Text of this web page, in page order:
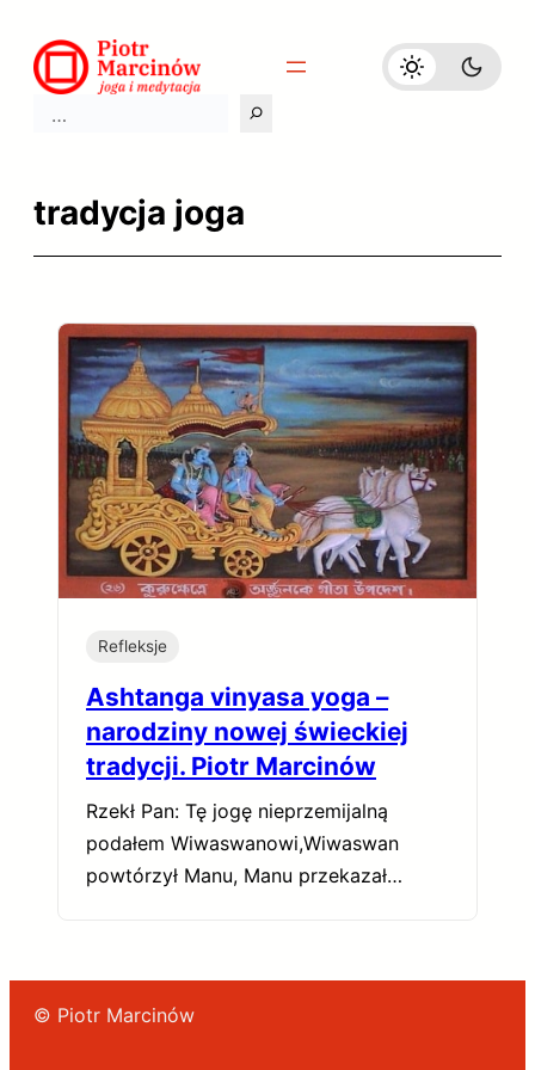
do
treści
tradycja joga
Refleksje
Ashtanga vinyasa yoga –
narodziny nowej świeckiej
tradycji. Piotr Marcinów
Rzekł Pan: Tę jogę nieprzemijalną
podałem Wiwaswanowi,Wiwaswan
powtórzył Manu, Manu przekazał…
© Piotr Marcinów